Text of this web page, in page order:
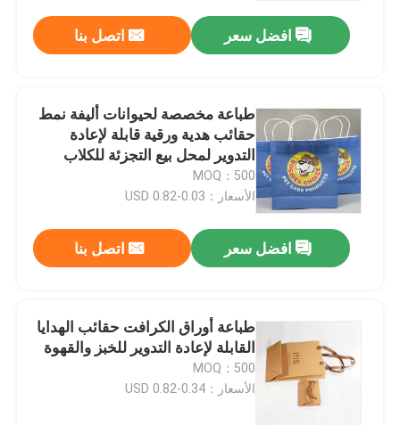
منزل
أشرطة فيديو
افضل سعر اتصل بنا
طباعة مخصصة لحيوانات أليفة نمط
حقائب هدية ورقية قابلة لإعادة
التدوير لمحل بيع التجزئة للكلاب
MOQ：500
الأسعار：0.03-0.82 USD
افضل سعر اتصل بنا
طباعة أوراق الكرافت حقائب الهدايا
القابلة لإعادة التدوير للخبز والقهوة
MOQ：500
الأسعار：0.34-0.82 USD